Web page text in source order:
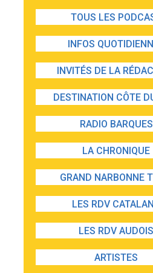
TOUS LES
INFOS
INVITÉS DE LA
DESTINATION CÔTE
RADIO BARQUES
LA CHRONIQUE
GRAND NARBONNE
LES RDV
LES RDV AUDOIS
ARTISTES